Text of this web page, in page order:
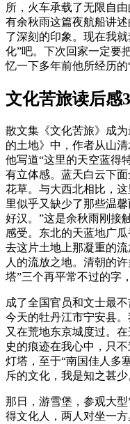
所，火车承载了无限自
有余秋雨这篇夜航船讲
了深刻的印象。现在我
化”吧。下次回家一定要
忆一下多年前他所经历的
文化苦旅读后感
散文集《文化苦旅》成
的土地》中，作者从山
他写道“这里的天空蓝得
有立体感。蓝天白云下
花草。与大西北相比，
里似乎又缺少了那些温
好汉。”这是余秋雨刚接
感受。东北的天蓝地广
去这片土地上那凝重的
人的流放之地。清朝的
塔”三个再平常不过的字，
成了全国官员和文士最
今天的牡丹江市宁安县
又在荒地东京城度过。
史的痕迹在我心中，只
灯塔，至于“南国佳人多
斥的文化，我是知之甚少
那日，游雪堡，参观大
得文化人，两人对坐一